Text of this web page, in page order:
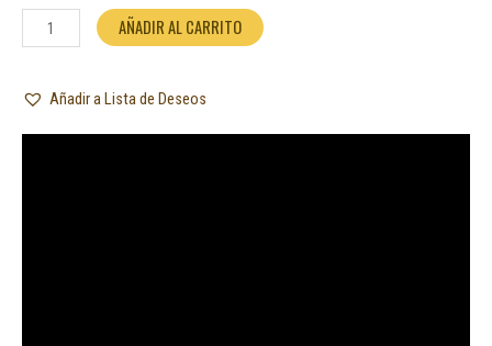
AÑADIR AL CARRITO
Añadir a Lista de Deseos